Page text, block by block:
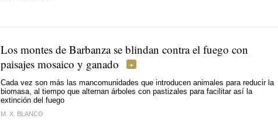
Los montes de Barbanza se blindan contra el fuego con
paisajes mosaico y ganado
Cada vez son más las mancomunidades que introducen animales para reducir la
biomasa, al tiempo que alternan árboles con pastizales para facilitar así la
extinción del fuego
M. X. BLANCO